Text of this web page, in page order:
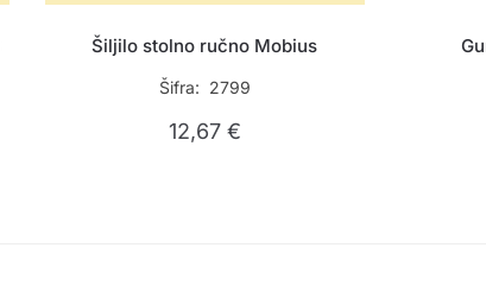
Šiljilo stolno ručno Mobius
Šifra: 2799
12,67 €